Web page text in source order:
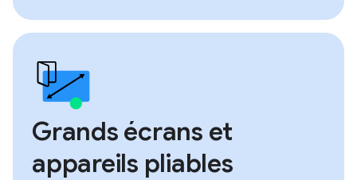
Grands écrans et
appareils pliables